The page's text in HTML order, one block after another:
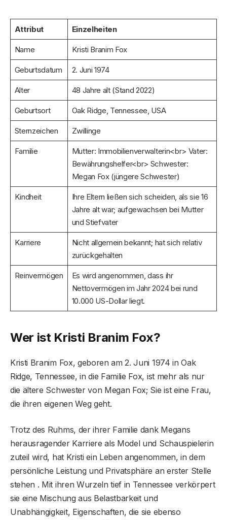
Attribut Einzelheiten
Name Kristi Branim Fox
Geburtsdatum 2. Juni 1974
Alter 48 Jahre alt (Stand 2022)
Geburtsort Oak Ridge, Tennessee, USA
Sternzeichen Zwillinge
Familie
Mutter: Immobilienverwalterin<br> Vater:
Bewährungshelfer<br> Schwester:
Megan Fox (jüngere Schwester)
Kindheit
Ihre Eltern ließen sich scheiden, als sie 16
Jahre alt war; aufgewachsen bei Mutter
und Stiefvater
Karriere
Nicht allgemein bekannt; hat sich relativ
zurückgehalten
Reinvermögen
Es wird angenommen, dass ihr
Nettovermögen im Jahr 2024 bei rund
10.000 US-Dollar liegt.
Wer ist Kristi Branim Fox?
Kristi Branim Fox, geboren am 2. Juni 1974 in Oak
Ridge, Tennessee, in die Familie Fox, ist mehr als nur
die ältere Schwester von Megan Fox; Sie ist eine Frau,
die ihren eigenen Weg geht.
Trotz des Ruhms, der ihrer Familie dank Megans
herausragender Karriere als Model und Schauspielerin
zuteil wird, hat Kristi ein Leben angenommen, in dem
persönliche Leistung und Privatsphäre an erster Stelle
stehen . Mit ihren Wurzeln tief in Tennessee verkörpert
sie eine Mischung aus Belastbarkeit und
Unabhängigkeit, Eigenschaften, die sie ebenso